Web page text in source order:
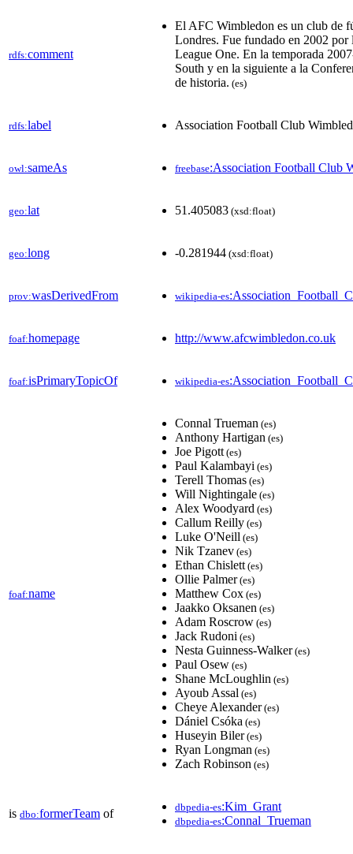
rdfs:comment
El AFC Wimbledon es un club de
Londres. Fue fundado en 2002
League One. En la temporada
South y en la siguiente a la
de historia. (es)
rdfs:label Association Football Club
owl:sameAs freebase:Association Football Club
geo:lat 51.405083 (xsd:float)
geo:long -0.281944 (xsd:float)
prov:wasDerivedFrom wikipedia-es
foaf:homepage http://www.afcwimbledon.co.uk
foaf:isPrimaryTopicOf wikipedia-es
foaf:name
Connal Trueman (es)
Anthony Hartigan (es)
Joe Pigott (es)
Paul Kalambayi (es)
Terell Thomas (es)
Will Nightingale (es)
Alex Woodyard (es)
Callum Reilly (es)
Luke O'Neill (es)
Nik Tzanev (es)
Ethan Chislett (es)
Ollie Palmer(es)
Matthew Cox (es)
Jaakko Oksanen (es)
Adam Roscrow (es)
Jack Rudoni (es)
Nesta Guinness-Walker(es)
Paul Osew (es)
Shane McLoughlin (es)
Ayoub Assal (es)
Cheye Alexander(es)
Dániel Csóka (es)
Huseyin Biler(es)
Ryan Longman (es)
Zach Robinson (es)
is dbo:formerTeam of dbpedia-es:Kim_Grant
dbpedia-es:Connal_Trueman